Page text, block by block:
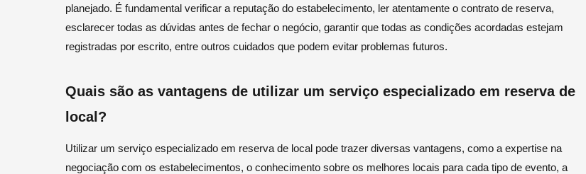
planejado. É fundamental verificar a reputação do estabelecimento, ler atentamente o contrato de reserva,
esclarecer todas as dúvidas antes de fechar o negócio, garantir que todas as condições acordadas estejam
registradas por escrito, entre outros cuidados que podem evitar problemas futuros.
Quais são as vantagens de utilizar um serviço especializado em reserva de
local?
Utilizar um serviço especializado em reserva de local pode trazer diversas vantagens, como a expertise na
negociação com os estabelecimentos, o conhecimento sobre os melhores locais para cada tipo de evento, a